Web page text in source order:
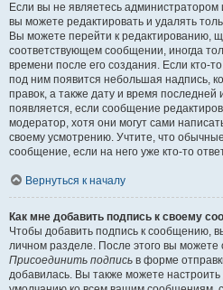
Если вы не являетесь
вы можете редактировать и удалять
Вы можете перейти к редактированию,
соответствующем сообщении, иногда
времени после его создания. Если кто-
под ним появится небольшая надпись,
правок, а также дату и время последней
появляется, если сообщение
модератор, хотя они могут сами
своему усмотрению. Учтите, что
сообщение, если на него уже кто-то
Вернуться к началу
Как мне добавить подпись к своему
Чтобы добавить подпись к сообщению,
личном разделе. После этого вы можете
Присоединить подпись в форме
добавилась. Вы также можете